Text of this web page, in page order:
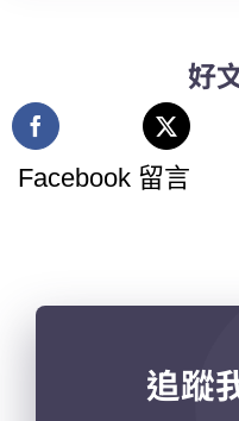
好
Facebook 留言
追蹤